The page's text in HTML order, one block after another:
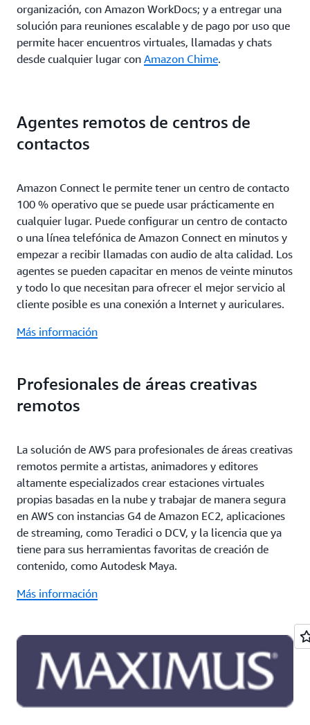
organización, con Amazon WorkDocs; y a entregar una
solución para reuniones escalable y de pago por uso que
permite hacer encuentros virtuales, llamadas y chats
desde cualquier lugar con Amazon Chime.
Agentes remotos de centros de
contactos
Amazon Connect le permite tener un centro de contacto
100 % operativo que se puede usar prácticamente en
cualquier lugar. Puede configurar un centro de contacto
o una línea telefónica de Amazon Connect en minutos y
empezar a recibir llamadas con audio de alta calidad. Los
agentes se pueden capacitar en menos de veinte minutos
y todo lo que necesitan para ofrecer el mejor servicio al
cliente posible es una conexión a Internet y auriculares.
Más información
Profesionales de áreas creativas
remotos
La solución de AWS para profesionales de áreas creativas
remotos permite a artistas, animadores y editores
altamente especializados crear estaciones virtuales
propias basadas en la nube y trabajar de manera segura
en AWS con instancias G4 de Amazon EC2, aplicaciones
de streaming, como Teradici o DCV, y la licencia que ya
tiene para sus herramientas favoritas de creación de
contenido, como Autodesk Maya.
Más información